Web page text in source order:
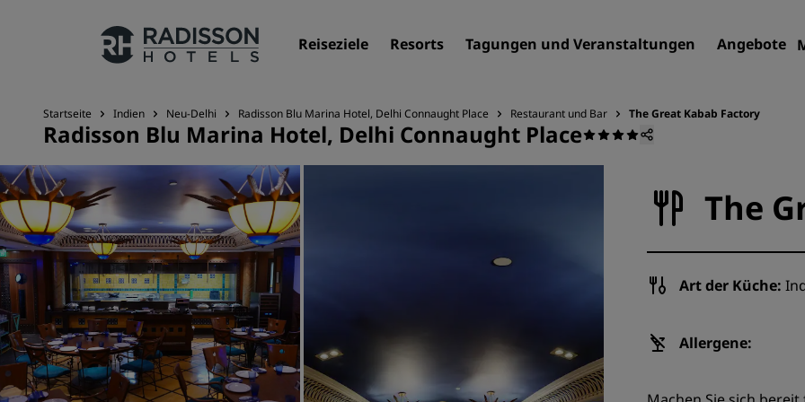
Reiseziele Resorts Tagungen und Veranstaltungen Angebote
Unsere Marken
Marken von Radisson Hotels
Finden Sie Ihr Hotel
Resorts
Neue und geplante Hotels
Tagungen und
Veranstaltungen
Entdecken Sie Radisson
Startseite Indien Neu-Delhi Radisson Blu Marina Hotel, Delhi Connaught Place Restaurant und Bar The Great Kabab Factory
Radisson Blu Marina Hotel, Delhi Connaught Place
The
Art der Küche:
Allergene: